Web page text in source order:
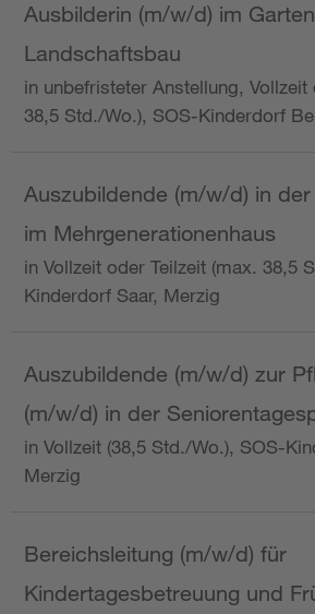
Ausbilderin (m/w/d) im
Landschaftsbau
in unbefristeter Anstellung, Vollzeit
38,5 Std./Wo.), SOS-Kinderdorf
Auszubildende (m/w/d) in
im Mehrgenerationenhaus
in Vollzeit oder Teilzeit (max. 38,5
Kinderdorf Saar, Merzig
Auszubildende (m/w/d) zur
(m/w/d) in der
in Vollzeit (38,5 Std./Wo.), SOS-
Merzig
Bereichsleitung (m/w/d) für
Kindertagesbetreuung und